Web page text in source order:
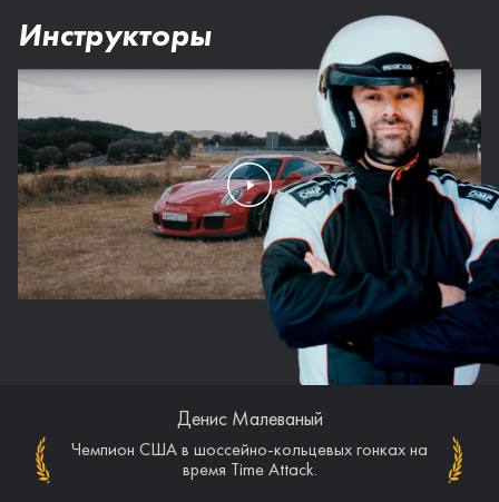
Инструкторы
Денис Малеваный
Чемпион США в шоссейно-кольцевых гонках на
время Time Attack.
Денис Малеваный
Призер этапов чемпионата Германии VLN
(Nurburgring Nordschleife).